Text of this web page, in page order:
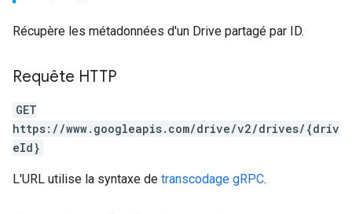
Récupère les métadonnées d'un Drive partagé par ID.
Requête HTTP
GET
https://www.googleapis.com/drive/v2/drives/{driv
eId}
L'URL utilise la syntaxe de transcodage gRPC.